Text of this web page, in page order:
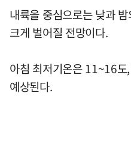
내륙을 중심으로는 낮과
크게 벌어질 전망이다.
아침 최저기온은 11~16
예상된다.